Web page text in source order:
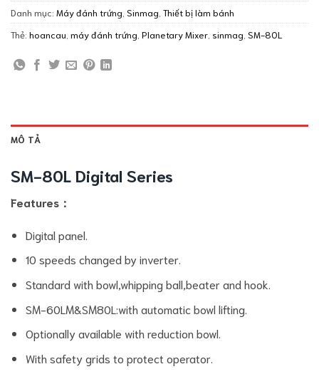
Danh mục: Máy đánh trứng Sinmag Thiết bị làm bánh
Thẻ: hoancau máy đánh trứng Planetary Mixer sinmag SM-80L
MÔ TẢ
SM-80L Digital Series
Features：
Digital panel.
10 speeds changed by inverter.
Standard with bowl,whipping ball,beater and hook.
SM-60LM&SM80L:with automatic bowl lifting.
Optionally available with reduction bowl.
With safety grids to protect operator.